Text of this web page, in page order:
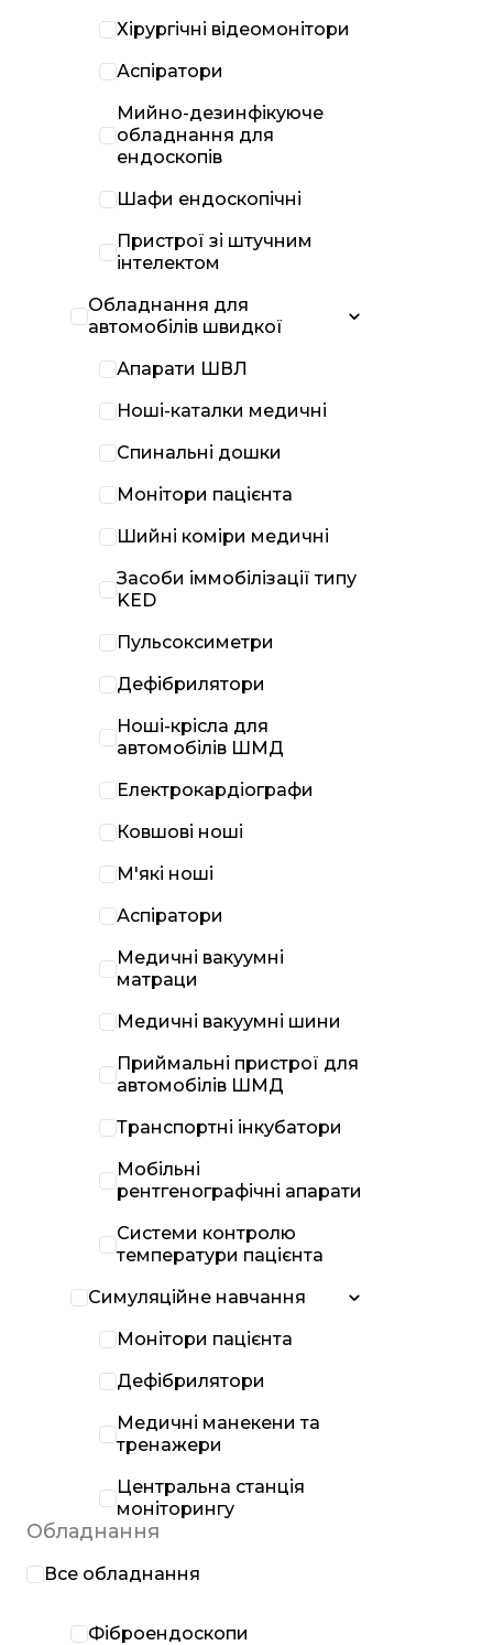
Хірургічні відеомонітори
Аспіратори
Мийно-дезинфікуюче
обладнання для
ендоскопів
Шафи ендоскопічні
Пристрої зі штучним
інтелектом
Обладнання для
автомобілів швидкої
Апарати ШВЛ
Ноші-каталки медичні
Спинальні дошки
Монітори пацієнта
Шийні коміри медичні
Засоби іммобілізації типу
KED
Пульсоксиметри
Дефібрилятори
Ноші-крісла для
автомобілів ШМД
Електрокардіографи
Ковшові ноші
М'які ноші
Аспіратори
Медичні вакуумні
матраци
Медичні вакуумні шини
Приймальні пристрої для
автомобілів ШМД
Транспортні інкубатори
Мобільні
рентгенографічні апарати
Системи контролю
температури пацієнта
Симуляційне навчання
Монітори пацієнта
Дефібрилятори
Медичні манекени та
тренажери
Центральна станція
моніторингу
Обладнання
Все обладнання
Фіброендоскопи